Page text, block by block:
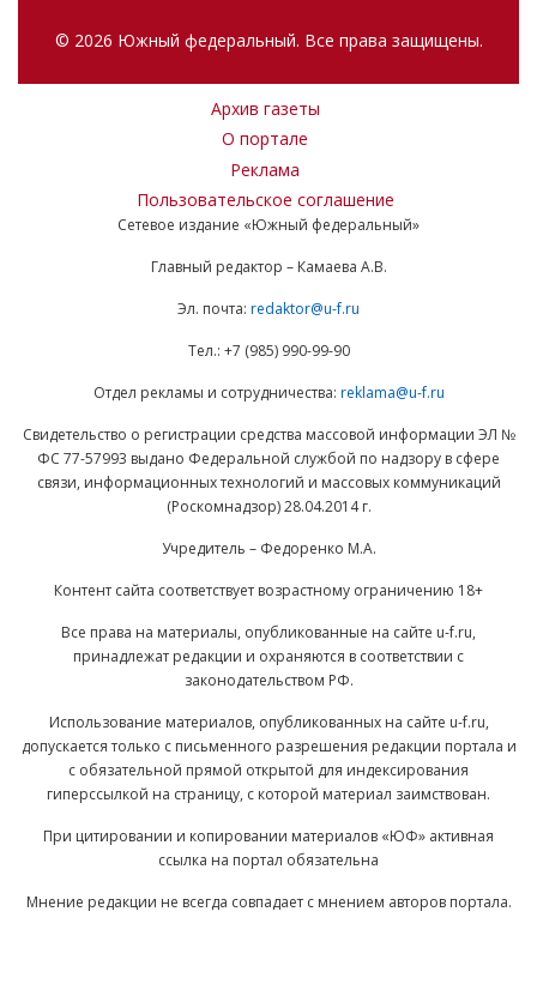
© 2026 Южный федеральный. Все права защищены.
Архив газеты
О портале
Реклама
Пользовательское соглашение
Сетевое издание «Южный федеральный»
Главный редактор – Камаева А.В.
Эл. почта: redaktor@u-f.ru
Тел.: +7 (985) 990-99-90
Отдел рекламы и сотрудничества: reklama@u-f.ru
Свидетельство о регистрации средства массовой информации ЭЛ №
ФС 77-57993 выдано Федеральной службой по надзору в сфере
связи, информационных технологий и массовых коммуникаций
(Роскомнадзор) 28.04.2014 г.
Учредитель – Федоренко М.А.
Контент сайта соответствует возрастному ограничению 18+
Все права на материалы, опубликованные на сайте u-f.ru,
принадлежат редакции и охраняются в соответствии с
законодательством РФ.
Использование материалов, опубликованных на сайте u-f.ru,
допускается только с письменного разрешения редакции портала и
с обязательной прямой открытой для индексирования
гиперссылкой на страницу, с которой материал заимствован.
При цитировании и копировании материалов «ЮФ» активная
ссылка на портал обязательна
Мнение редакции не всегда совпадает с мнением авторов портала.